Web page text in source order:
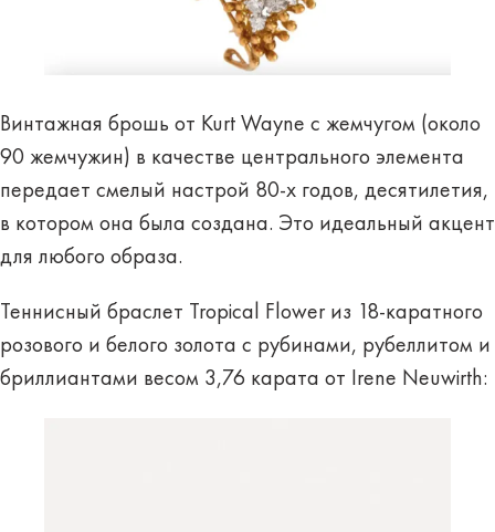
Винтажная брошь от Kurt Wayne с жемчугом (около
90 жемчужин) в качестве центрального элемента
передает смелый настрой 80-х годов, десятилетия,
в котором она была создана. Это идеальный акцент
для любого образа.
Теннисный браслет Tropical Flower из 18-каратного
розового и белого золота с рубинами, рубеллитом и
бриллиантами весом 3,76 карата от Irene Neuwirth: